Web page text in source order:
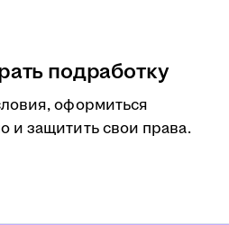
подработку
оформиться
и защитить свои права.